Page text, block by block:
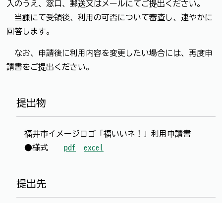
入のうえ、窓口、郵送又はメールにてご提出ください。
当課にて受領後、利用の可否について審査し、速やかに
回答します。
なお、申請後に利用内容を変更したい場合には、再度申
請書をご提出ください。
提出物
福井市イメージロゴ「福いいネ！」利用申請書
●様式 pdf excel
提出先